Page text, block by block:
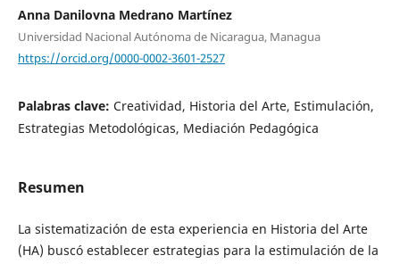
Anna Danilovna Medrano Martínez
Universidad Nacional Autónoma de Nicaragua, Managua
https://orcid.org/0000-0002-3601-2527
Palabras clave: Creatividad, Historia del Arte, Estimulación,
Estrategias Metodológicas, Mediación Pedagógica
Resumen
La sistematización de esta experiencia en Historia del Arte
(HA) buscó establecer estrategias para la estimulación de la